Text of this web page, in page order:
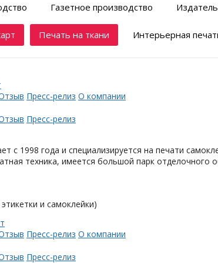
Газетное производство
Печать на ткани Интерьерная
Пресс-релиз О компании
Пресс-релиз
с 1998 года и специализируется на печати
техника, имеется большой парк отделочного
и самоклейки)
Пресс-релиз О компании
Пресс-релиз